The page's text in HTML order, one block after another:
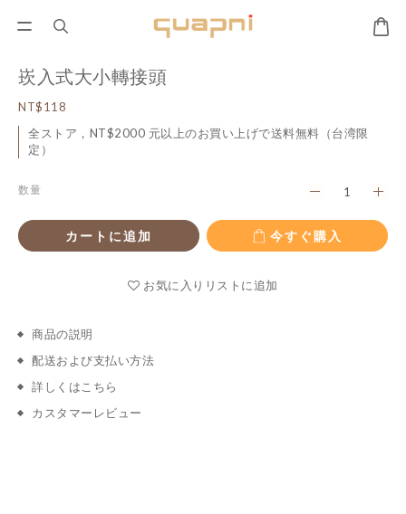
崁入式大小轉接頭
NT$118
全ストア，NT$2000 元以上のお買い上げで送料無料（台湾限
定）
数量
カートに追加 今すぐ購入
お気に入りリストに追加
商品の説明
配送および支払い方法
詳しくはこちら
カスタマーレビュー